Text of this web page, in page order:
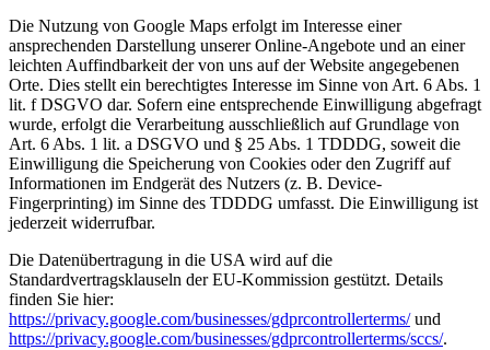
Die Nutzung von Google Maps erfolgt im Interesse einer
ansprechenden Darstellung unserer Online-Angebote und an einer
leichten Auffindbarkeit der von uns auf der Website angegebenen
Orte. Dies stellt ein berechtigtes Interesse im Sinne von Art. 6 Abs. 1
lit. f DSGVO dar. Sofern eine entsprechende Einwilligung abgefragt
wurde, erfolgt die Verarbeitung ausschließlich auf Grundlage von
Art. 6 Abs. 1 lit. a DSGVO und § 25 Abs. 1 TDDDG, soweit die
Einwilligung die Speicherung von Cookies oder den Zugriff auf
Informationen im Endgerät des Nutzers (z. B. Device-
Fingerprinting) im Sinne des TDDDG umfasst. Die Einwilligung ist
jederzeit widerrufbar.
Die Datenübertragung in die USA wird auf die
Standardvertragsklauseln der EU-Kommission gestützt. Details
finden Sie hier:
https://privacy.google.com/businesses/gdprcontrollerterms/und
https://privacy.google.com/businesses/gdprcontrollerterms/sccs/.